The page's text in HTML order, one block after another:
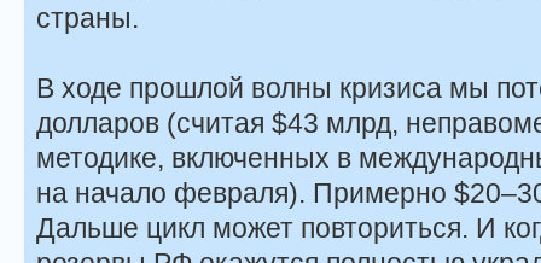
страны.
В ходе прошлой волны кризиса мы
долларов (считая $43 млрд,
методике, включенных в
на начало февраля). Примерно
Дальше цикл может повториться. И